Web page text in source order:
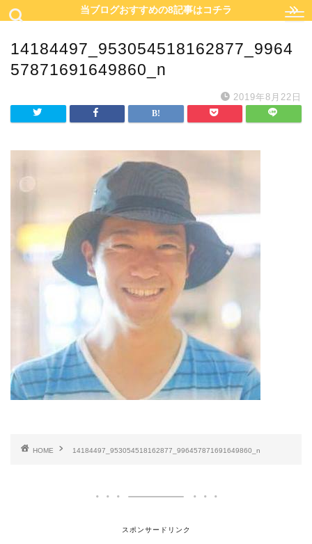
当ブログおすすめの8記事はコチラ
14184497_953054518162877_9964
57871691649860_n
2019年8月22日
HOME 14184497_953054518162877_996457871691649860_n
スポンサードリンク